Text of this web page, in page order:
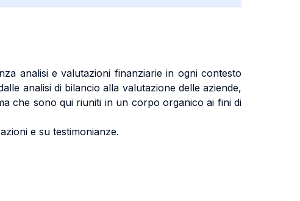
analisi e valutazioni finanziarie in ogni contesto
analisi di bilancio alla valutazione delle aziende,
che sono qui riuniti in un corpo organico ai fini di
e su testimonianze.